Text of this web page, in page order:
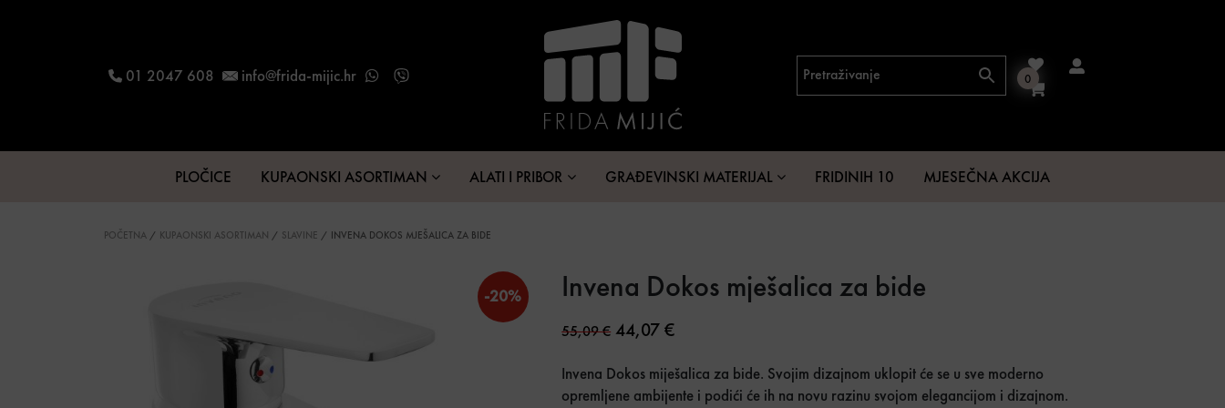
01 2047 608 info@frida-mijic.hr 0
Main NavigationPLOČICE KUPAONSKI ASORTIMAN ALATI I PRIBOR GRAĐEVINSKI MATERIJAL FRIDINIH 10 MJESEČNA AKCIJA
POČETNA / KUPAONSKI ASORTIMAN / SLAVINE / INVENA DOKOS MJEŠALICA ZA BIDE
-20% Invena Dokos mješalica za bide
55,09€ Original price was: 55,09 €.
44,07€Current price is: 44,07 €.
Invena Dokos miješalica za bide. Svojim dizajnom uklopit će se u sve moderno
opremljene ambijente i podići će ih na novu razinu svojom elegancijom i dizajnom.